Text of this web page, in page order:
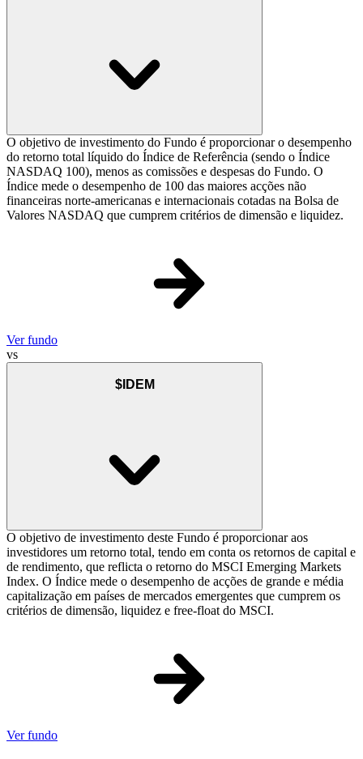
O objetivo de investimento do Fundo é proporcionar o desempenho
do retorno total líquido do Índice de Referência (sendo o Índice
NASDAQ 100), menos as comissões e despesas do Fundo. O
Índice mede o desempenho de 100 das maiores acções não
financeiras norte-americanas e internacionais cotadas na Bolsa de
Valores NASDAQ que cumprem critérios de dimensão e liquidez.
Ver fundo
vs
$IDEM
O objetivo de investimento deste Fundo é proporcionar aos
investidores um retorno total, tendo em conta os retornos de capital e
de rendimento, que reflicta o retorno do MSCI Emerging Markets
Index. O Índice mede o desempenho de acções de grande e média
capitalização em países de mercados emergentes que cumprem os
critérios de dimensão, liquidez e free-float do MSCI.
Ver fundo